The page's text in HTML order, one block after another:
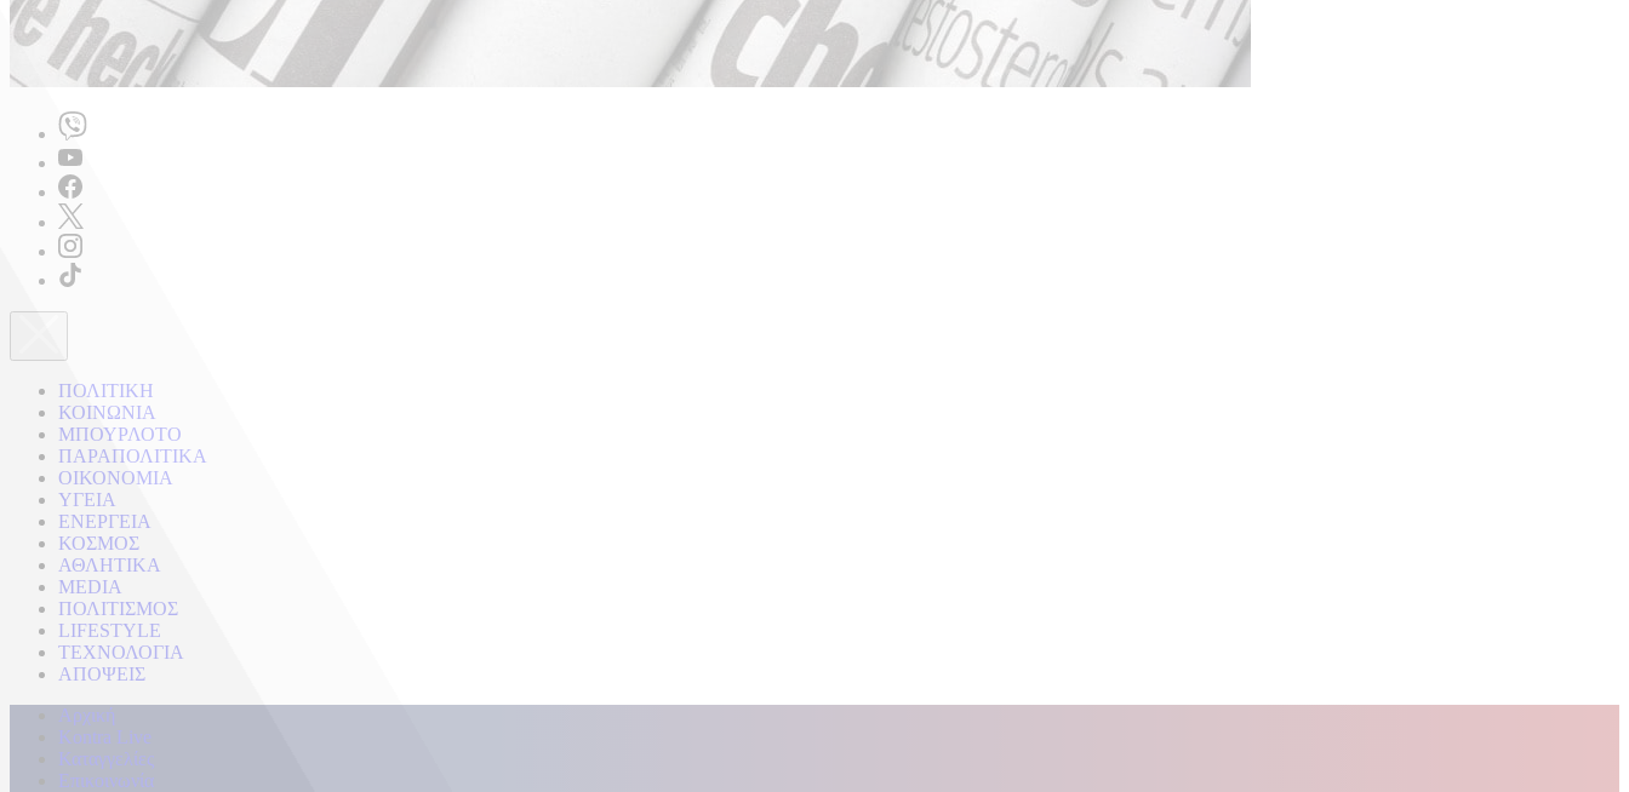
ΠΟΛΙΤΙΚΗ
ΚΟΙΝΩΝΙΑ
ΜΠΟΥΡΛΟΤΟ
ΠΑΡΑΠΟΛΙΤΙΚΑ
ΟΙΚΟΝΟΜΙΑ
ΥΓΕΙΑ
ΕΝΕΡΓΕΙΑ
ΚΟΣΜΟΣ
ΑΘΛΗΤΙΚΑ
MEDIA
ΠΟΛΙΤΙΣΜΟΣ
LIFESTYLE
ΤΕΧΝΟΛΟΓΙΑ
ΑΠΟΨΕΙΣ
Αρχική
Kontra Live
Καταγγελίες
Επικοινωνία